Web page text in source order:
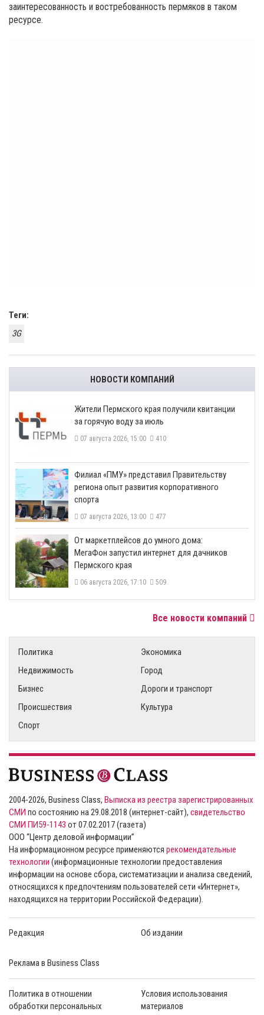
заинтересованность и востребованность пермяков в таком
ресурсе.
Теги:
3G
НОВОСТИ КОМПАНИЙ
​Жители Пермского края получили квитанции
за горячую воду за июль
07 августа 2026, 15:00 410
​Филиал «ПМУ» представил Правительству
региона опыт развития корпоративного
спорта
07 августа 2026, 13:00 477
От маркетплейсов до умного дома:
МегаФон запустил интернет для дачников
Пермского края
06 августа 2026, 17:10 509
Все новости компаний
Политика
Экономика
Недвижимость
Город
Бизнес
Дороги и транспорт
Происшествия
Культура
Спорт
2004-2026, Business Class, Выписка из реестра зарегистрированных
СМИ по состоянию на 29.08.2018 (интернет-сайт), свидетельство
СМИ ПИ59-1143 от 07.02.2017 (газета)
ООО “Центр деловой информации”
На информационном ресурсе применяются рекомендательные
технологии (информационные технологии предоставления
информации на основе сбора, систематизации и анализа сведений,
относящихся к предпочтениям пользователей сети «Интернет»,
находящихся на территории Российской Федерации).
Редакция Об издании
Реклама в Business Class
Политика в отношении
обработки персональных
Условия использования
материалов